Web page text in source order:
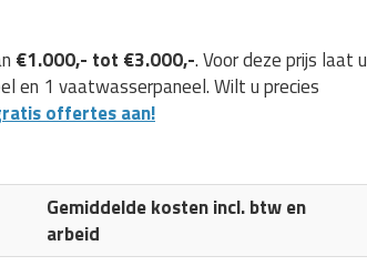
€1.000,- tot €3.000,-. Voor deze prijs laat u
en 1 vaatwasserpaneel. Wilt u precies
offertes aan!
Gemiddelde kosten incl. btw en
arbeid